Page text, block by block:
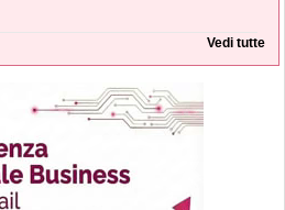
Vedi tutte